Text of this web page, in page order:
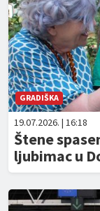
GRADIŠKA
19.07.2026. | 16:18
Štene
ljubimac u